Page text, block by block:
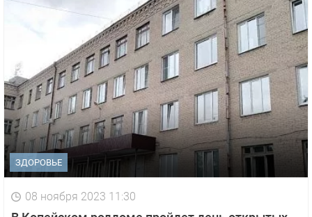
ЗДОРОВЬЕ
08 ноября 2023 11:30